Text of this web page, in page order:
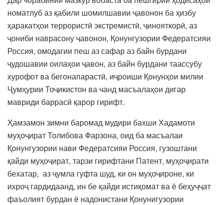
номатлуб аз қабили шомилшавии ҷавонон ба ҳизбу
ҳаракатҳои террористӣ экстремистӣ, ҷинояткорӣ, аз
ҷониби наврасону ҷавонон, Қонунгузории Федератсияи
Россия, омодагии пеш аз сафар аз байн бурдани
ҷудошавии оилаҳои ҷавон, аз байн бурдани таассубу
хурофот ва бегонапарастӣ, иҷроиши Қонунҳои милии
Ҷумҳурии Тоҷикистон ва чанд масъалаҳои дигар
мавриди баррасӣ қарор гирифт.
Ҳамзамон зимни баромад мудири бахши Хадамоти
муҳоҷират Толибова Фарзона, оид ба масъалаи
Қонунгузории нави Федератсияи Россия, гузоштани
қайди муҳоҷират, тарзи гирифтани Патент, муҳоҷирати
бехатар, аз ҷумла гуфта шуд, ки он муҳоҷироне, ки
ихроҷ гардидаанд, ин бе қайди истиқомат ва ё беҳуҷҷат
фаъолият бурдан ё надонистани Қонунигузории